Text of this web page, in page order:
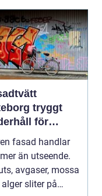
tryggt
för
fasader
fasad handlar
än utseende.
avgaser, mossa
sliter på